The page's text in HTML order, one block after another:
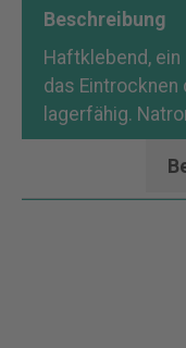
Beschreibung
Haftklebend,
das
lagerfähig.